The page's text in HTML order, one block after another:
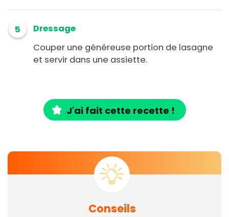
5
Dressage
Couper une généreuse portion de lasagne
et servir dans une assiette.
J'ai fait cette recette !
Conseils